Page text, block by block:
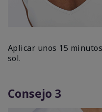
Aplicar unos 15
sol.
Consejo 3